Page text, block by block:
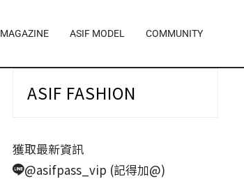
MAGAZINE ASIF MODEL COMMUNITY
ASIF FASHION
獲取最新資訊
@asifpass_vip (記得加@)